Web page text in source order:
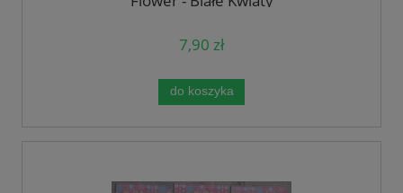
7,90 zł
do koszyka